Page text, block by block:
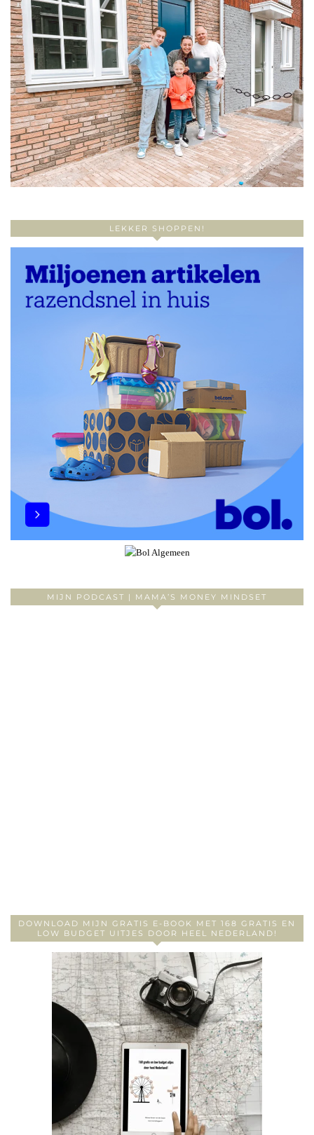
LEKKER SHOPPEN!
MIJN PODCAST | MAMA’S MONEY MINDSET
DOWNLOAD MIJN GRATIS E-BOOK MET 168 GRATIS EN
LOW BUDGET UITJES DOOR HEEL NEDERLAND!